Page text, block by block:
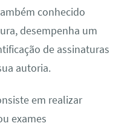
conhecido
desempenha um
de assinaturas
autoria.
em realizar
exames